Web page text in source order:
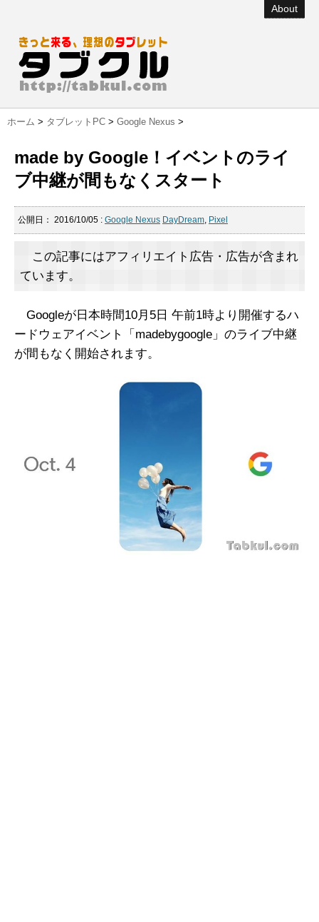
About
ホーム > タブレットPC > Google Nexus >
made by Google！イベントのライ
ブ中継が間もなくスタート
公開日： 2016/10/05 : Google Nexus DayDream, Pixel
この記事にはアフィリエイト広告・広告が含まれ
ています。
Googleが日本時間10月5日 午前1時より開催するハ
ードウェアイベント「madebygoogle」のライブ中継
が間もなく開始されます。